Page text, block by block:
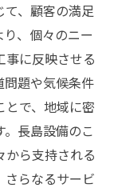
、顧客の満足
、個々のニー
事に反映させる
問題や気候条件
とで、地域に密
長島設備のこ
から支持される
らなるサービ